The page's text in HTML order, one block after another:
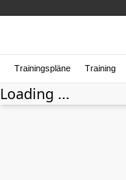
Trainingspläne Training
Loading ...